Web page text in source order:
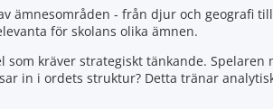
ämnesområden - från djur och geografi
för skolans olika ämnen.
som kräver strategiskt tänkande. Spelaren
in i ordets struktur? Detta tränar